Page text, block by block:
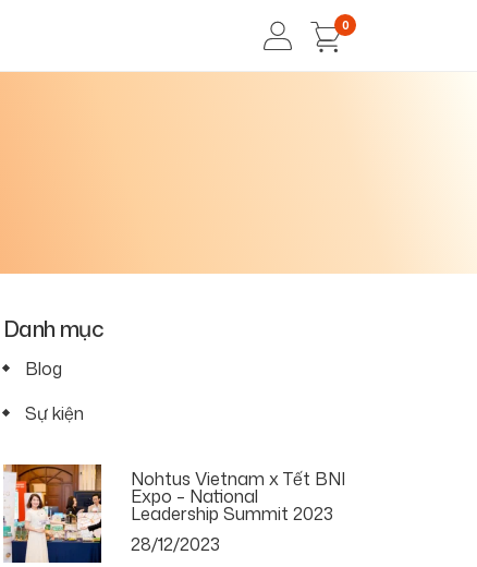
0
Danh mục
Blog
Sự kiện
Nohtus Vietnam x Tết BNI
Expo – National
Leadership Summit 2023
28/12/2023